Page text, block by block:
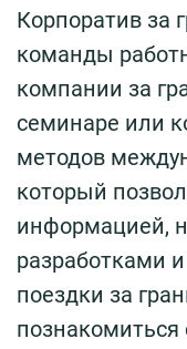
Корпоратив за
команды
компании за
семинаре или
методов
который
информацией,
разработками
поездки за